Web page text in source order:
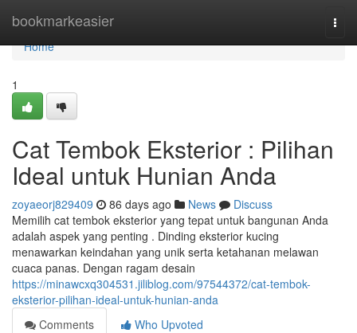
bookmarkeasier
Home
Home
1
Cat Tembok Eksterior : Pilihan
Ideal untuk Hunian Anda
zoyaeorj829409 86 days ago News
Discuss
Memilih cat tembok eksterior yang tepat untuk bangunan Anda
adalah aspek yang penting . Dinding eksterior kucing
menawarkan keindahan yang unik serta ketahanan melawan
cuaca panas. Dengan ragam desain
https://minawcxq304531.jiliblog.com/97544372/cat-tembok-
eksterior-pilihan-ideal-untuk-hunian-anda
Comments
Who Upvoted